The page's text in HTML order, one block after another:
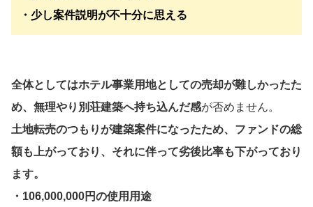
・少し案件説明が不十分に思える
全体としてはホテル事業用地としての売却が難しかったた
め、無理やり別荘建築へ持ち込んだ感が否めません。
土地転売のつもりが建築案件になったため、ファンドの総
額も上がっており、それに伴って劣後比率も下がっており
ます。
・106,000,000円の使用用途